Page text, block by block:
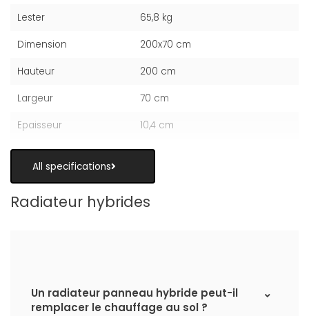
Lester 65,8 kg
Dimension 200x70 cm
Hauteur 200 cm
Largeur 70 cm
Epaisseur 10,4 cm
All specifications
Radiateur hybrides
Un radiateur panneau hybride peut-il
remplacer le chauffage au sol ?